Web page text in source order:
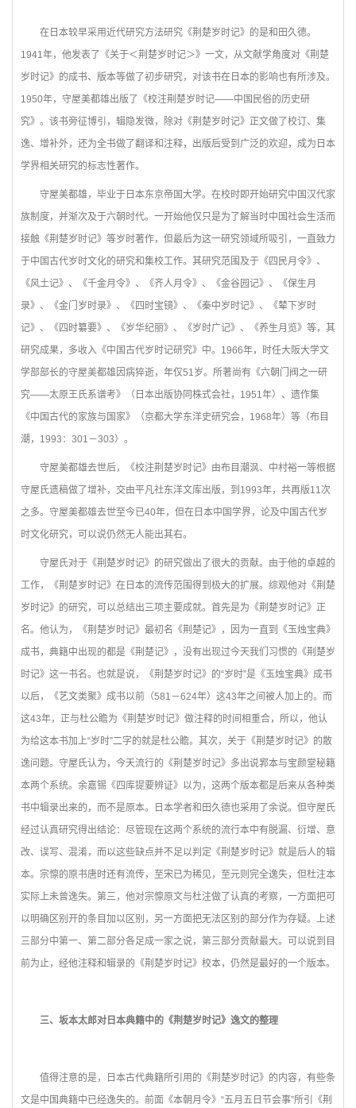
在日本较早采用近代研究方法研究《荆楚岁时记》的是和田久德。
1941年，他发表了《关于＜荆楚岁时记＞》一文，从文献学角度对《荆楚
岁时记》的成书、版本等做了初步研究，对该书在日本的影响也有所涉及。
1950年，守屋美都雄出版了《校注荆楚岁时记——中国民俗的历史研
究》。该书旁征博引，辑隐发微，除对《荆楚岁时记》正文做了校订、集
逸、增补外，还为全书做了翻译和注释，出版后受到广泛的欢迎，成为日本
学界相关研究的标志性著作。
守屋美都雄，毕业于日本东京帝国大学。在校时即开始研究中国汉代家
族制度，并渐次及于六朝时代。一开始他仅只是为了解当时中国社会生活而
接触《荆楚岁时记》等岁时著作，但最后为这一研究领域所吸引，一直致力
于中国古代岁时文化的研究和集校工作。其研究范围及于《四民月令》、
《风土记》、《千金月令》、《齐人月令》、《金谷园记》、《保生月
录》、《金门岁时录》、《四时宝镜》、《秦中岁时记》、《辇下岁时
记》、《四时纂要》、《岁华纪丽》、《岁时广记》、《养生月览》等，其
研究成果，多收入《中国古代岁时记研究》中。1966年，时任大阪大学文
学部部长的守屋美都雄因病猝逝，年仅51岁。所著尚有《六朝门阀之一研
究——太原王氏系谱考》（日本出版协同株式会社，1951年）、遗作集
《中国古代的家族与国家》（京都大学东洋史研究会，1968年）等（布目
潮 ，1993：301－303）。
守屋美都雄去世后，《校注荆楚岁时记》由布目潮沨、中村裕一等根据
守屋氏遗稿做了增补，交由平凡社东洋文库出版，到1993年，共再版11次
之多。守屋美都雄去世至今已40年，但在日本中国学界，论及中国古代岁
时文化研究，可以说仍然无人能出其右。
守屋氏对于《荆楚岁时记》的研究做出了很大的贡献。由于他的卓越的
工作，《荆楚岁时记》在日本的流传范围得到极大的扩展。综观他对《荆楚
岁时记》的研究，可以总结出三项主要成就。首先是为《荆楚岁时记》正
名。他认为，《荆楚岁时记》最初名《荆楚记》，因为一直到《玉烛宝典》
成书，典籍中出现的都是《荆楚记》，没有出现过今天我们习惯的《荆楚岁
时记》这一书名。也就是说，《荆楚岁时记》的“岁时”是《玉烛宝典》成书
以后，《艺文类聚》成书以前（581－624年）这43年之间被人加上的。而
这43年，正与杜公瞻为《荆楚岁时记》做注释的时间相重合，所以，他认
为给这本书加上“岁时”二字的就是杜公瞻。其次，关于《荆楚岁时记》的散
逸问题。守屋氏认为，今天流行的《荆楚岁时记》多出说郛本与宝颜堂秘籍
本两个系统。余嘉锡《四库提要辨证》以为，这两个版本都是后来从各种类
书中辑录出来的，而不是原本。日本学者和田久德也采用了余说。但守屋氏
经过认真研究得出结论：尽管现在这两个系统的流行本中有脱漏、衍增、意
改、误写、混淆，而以这些缺点并不足以判定《荆楚岁时记》就是后人的辑
本。宗懔的原书唐时还有流传，至宋已为稀见，至元则完全逸失，但杜注本
实际上未曾逸失。第三，他对宗懔原文与杜注做了认真的考察，一方面把可
以明确区别开的条目加以区别，另一方面把无法区别的部分作为存疑。上述
三部分中第一、第二部分各足成一家之说，第三部分贡献最大。可以说到目
前为止，经他注释和辑录的《荆楚岁时记》校本，仍然是最好的一个版本。
三、坂本太郎对日本典籍中的《荆楚岁时记》逸文的整理
值得注意的是，日本古代典籍所引用的《荆楚岁时记》的内容，有些条
文是中国典籍中已经逸失的。前面《本朝月令》“五月五日节会事”所引《荆